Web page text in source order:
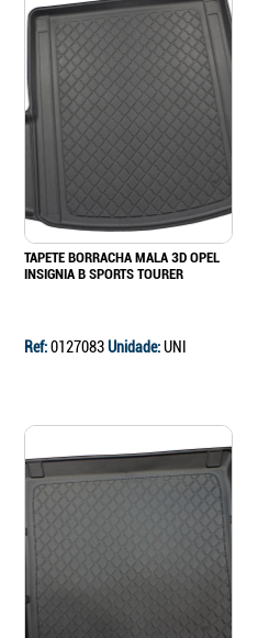
TAPETE BORRACHA MALA 3D OPEL
INSIGNIA B SPORTS TOURER
Ref:0127083Unidade:UNI